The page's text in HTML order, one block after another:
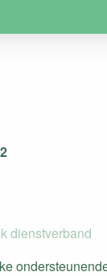
dienstverband